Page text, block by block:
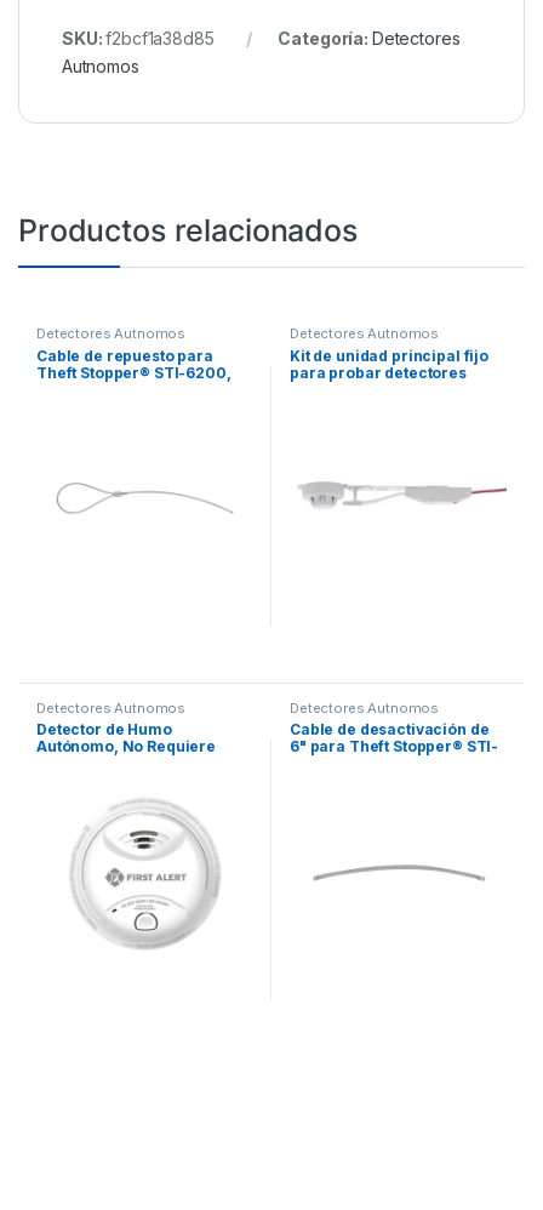
SKU:f2bcf1a38d85 Categoría: Detectores
Autnomos
Productos relacionados
Detectores Autnomos
Cable de repuesto para
Theft Stopper® STI-6200,
Detectores Autnomos
Kit de unidad principal fijo
para probar detectores
Detectores Autnomos
Detector de Humo
Autónomo, No Requiere
Ionización, Sin cableado
Detectores Autnomos
Cable de desactivación de
6" para Theft Stopper® STI-